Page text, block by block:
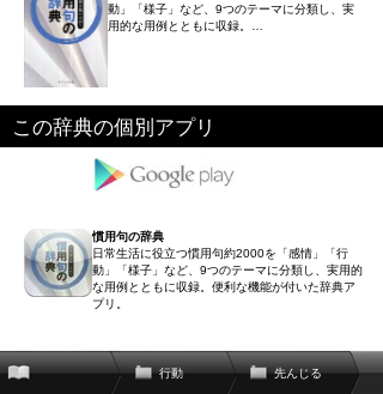
動」「様子」など、9つのテーマに分類し、実
用的な用例とともに収録。…
この辞典の個別アプリ
慣用句の辞典
日常生活に役立つ慣用句約2000を「感情」「行
動」「様子」など、9つのテーマに分類し、実用的
な用例とともに収録。便利な機能が付いた辞典ア
プリ。
行動 先んじる